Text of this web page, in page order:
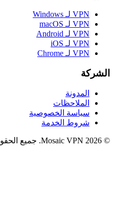
VPN لـ Windows
VPN لـ macOS
VPN لـ Android
VPN لـ iOS
VPN لـ Chrome
الشركة
المدونة
الملاحظات
سياسة الخصوصية
شروط الخدمة
© 2026 Mosaic VPN. جميع الحقوق محفوظة.